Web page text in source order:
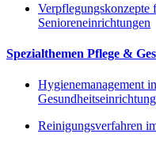
Senioreneinrichtungen
Spezialthemen Pflege &
Hygienemanagement
Reinigungsverfahren